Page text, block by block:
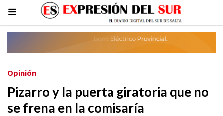
Pizarro y la puerta giratoria que no
se frena en la comisaría
Opinión